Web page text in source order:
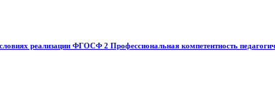
реализации ФГОСФ 2 Профессиональная компетентность